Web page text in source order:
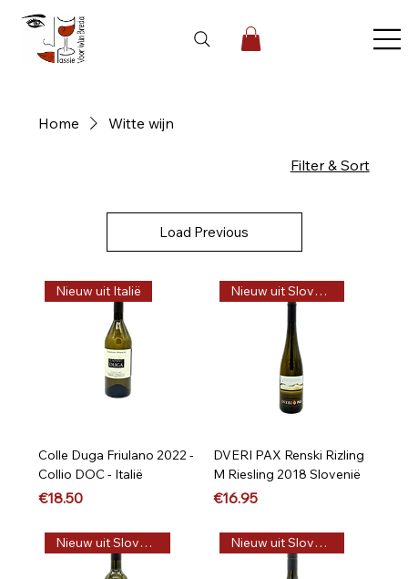
Home Witte wijn
Filter & Sort
Load Previous
Nieuw uit Italië
Colle Duga Friulano 2022 -
Collio DOC - Italië
Price
€18.50
Nieuw uit Slovenië
DVERI PAX Renski Rizling
M Riesling 2018 Slovenië
Price
€16.95
Nieuw uit Slovenië Nieuw uit Slovenië